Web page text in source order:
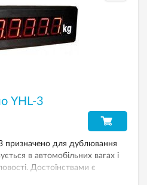
YHL-3
для дублювання
в автомобільних вагах і
Достоїнствами є